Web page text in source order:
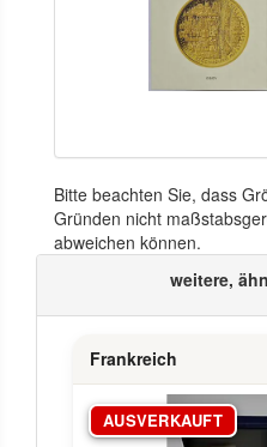
Bitte beachten Sie, dass
Gründen nicht
abweichen können.
weitere,
Frankreich
AUSVERKAUFT